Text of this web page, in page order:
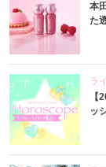
本
た
ラ
【
ッ